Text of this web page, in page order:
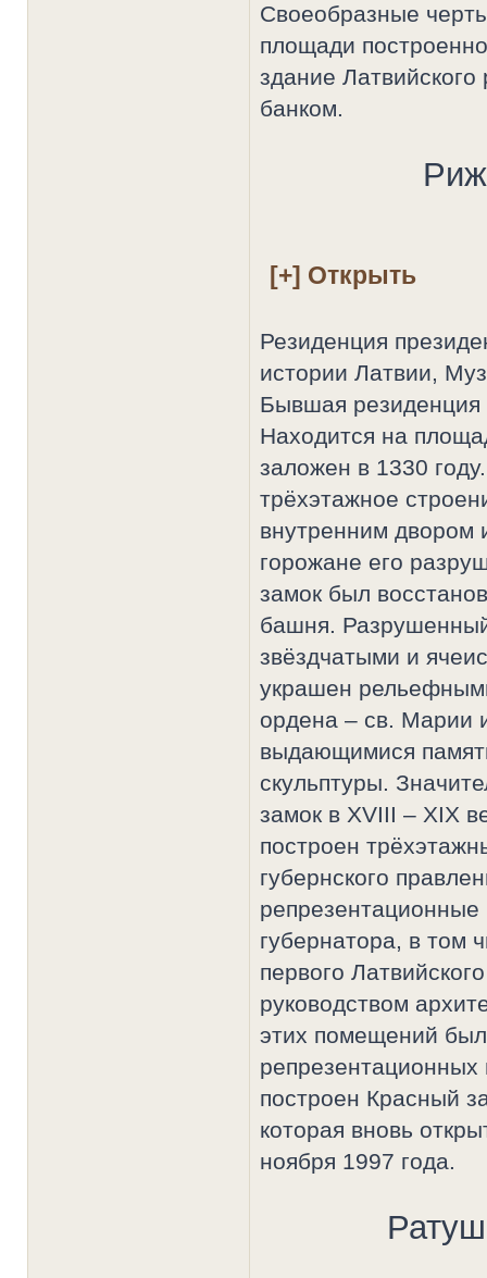
Своеобразные
площади
здание
банком.
Резиденция
истории Латвии,
Бывшая резиденция
Находится на
заложен в 1330
трёхэтажное
внутренним двором
горожане его
замок был
башня.
звёздчатыми и
украшен
ордена – св. Марии
выдающимися
скульптуры.
замок в XVIII – XIX
построен
губернского
губернатора, в том
первого
руководством
этих помещений
построен Красный
которая вновь
ноября 1997 года.